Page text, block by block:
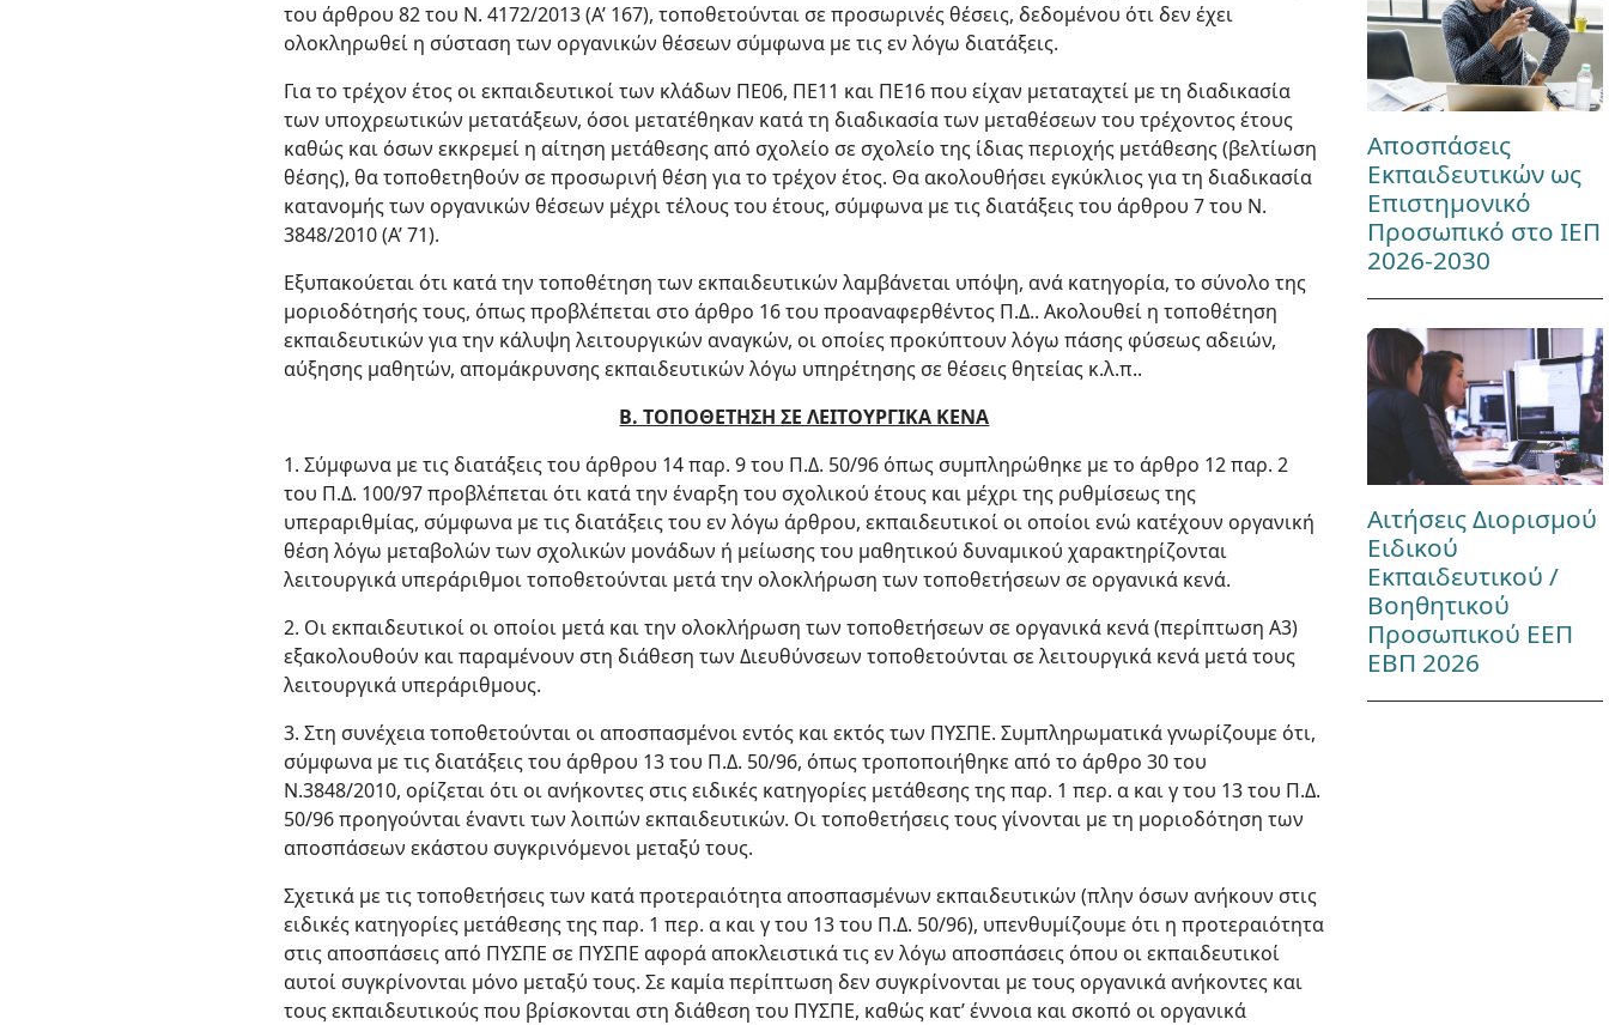
του άρθρου 82 του Ν. 4172/2013 (Α’ 167), τοποθετούνται σε προσωρινές θέσεις, δεδομένου ότι δεν έχει
ολοκληρωθεί η σύσταση των οργανικών θέσεων σύμφωνα με τις εν λόγω διατάξεις.
Για το τρέχον έτος οι εκπαιδευτικοί των κλάδων ΠΕ06, ΠΕ11 και ΠΕ16 που είχαν μεταταχτεί με τη διαδικασία
των υποχρεωτικών μετατάξεων, όσοι μετατέθηκαν κατά τη διαδικασία των μεταθέσεων του τρέχοντος έτους
καθώς και όσων εκκρεμεί η αίτηση μετάθεσης από σχολείο σε σχολείο της ίδιας περιοχής μετάθεσης (βελτίωση
θέσης), θα τοποθετηθούν σε προσωρινή θέση για το τρέχον έτος. Θα ακολουθήσει εγκύκλιος για τη διαδικασία
κατανομής των οργανικών θέσεων μέχρι τέλους του έτους, σύμφωνα με τις διατάξεις του άρθρου 7 του Ν.
3848/2010 (Α’ 71).
Εξυπακούεται ότι κατά την τοποθέτηση των εκπαιδευτικών λαμβάνεται υπόψη, ανά κατηγορία, το σύνολο της
μοριοδότησής τους, όπως προβλέπεται στο άρθρο 16 του προαναφερθέντος Π.Δ.. Ακολουθεί η τοποθέτηση
εκπαιδευτικών για την κάλυψη λειτουργικών αναγκών, οι οποίες προκύπτουν λόγω πάσης φύσεως αδειών,
αύξησης μαθητών, απομάκρυνσης εκπαιδευτικών λόγω υπηρέτησης σε θέσεις θητείας κ.λ.π..
Β. ΤΟΠΟΘΕΤΗΣΗ ΣΕ ΛΕΙΤΟΥΡΓΙΚΑ ΚΕΝΑ
1. Σύμφωνα με τις διατάξεις του άρθρου 14 παρ. 9 του Π.Δ. 50/96 όπως συμπληρώθηκε με το άρθρο 12 παρ. 2
του Π.Δ. 100/97 προβλέπεται ότι κατά την έναρξη του σχολικού έτους και μέχρι της ρυθμίσεως της
υπεραριθμίας, σύμφωνα με τις διατάξεις του εν λόγω άρθρου, εκπαιδευτικοί οι οποίοι ενώ κατέχουν οργανική
θέση λόγω μεταβολών των σχολικών μονάδων ή μείωσης του μαθητικού δυναμικού χαρακτηρίζονται
λειτουργικά υπεράριθμοι τοποθετούνται μετά την ολοκλήρωση των τοποθετήσεων σε οργανικά κενά.
2. Οι εκπαιδευτικοί οι οποίοι μετά και την ολοκλήρωση των τοποθετήσεων σε οργανικά κενά (περίπτωση Α3)
εξακολουθούν και παραμένουν στη διάθεση των Διευθύνσεων τοποθετούνται σε λειτουργικά κενά μετά τους
λειτουργικά υπεράριθμους.
3. Στη συνέχεια τοποθετούνται οι αποσπασμένοι εντός και εκτός των ΠΥΣΠΕ. Συμπληρωματικά γνωρίζουμε ότι,
σύμφωνα με τις διατάξεις του άρθρου 13 του Π.Δ. 50/96, όπως τροποποιήθηκε από το άρθρο 30 του
Ν.3848/2010, ορίζεται ότι οι ανήκοντες στις ειδικές κατηγορίες μετάθεσης της παρ. 1 περ. α και γ του 13 του Π.Δ.
50/96 προηγούνται έναντι των λοιπών εκπαιδευτικών. Οι τοποθετήσεις τους γίνονται με τη μοριοδότηση των
αποσπάσεων εκάστου συγκρινόμενοι μεταξύ τους.
Σχετικά με τις τοποθετήσεις των κατά προτεραιότητα αποσπασμένων εκπαιδευτικών (πλην όσων ανήκουν στις
ειδικές κατηγορίες μετάθεσης της παρ. 1 περ. α και γ του 13 του Π.Δ. 50/96), υπενθυμίζουμε ότι η προτεραιότητα
στις αποσπάσεις από ΠΥΣΠΕ σε ΠΥΣΠΕ αφορά αποκλειστικά τις εν λόγω αποσπάσεις όπου οι εκπαιδευτικοί
αυτοί συγκρίνονται μόνο μεταξύ τους. Σε καμία περίπτωση δεν συγκρίνονται με τους οργανικά ανήκοντες και
τους εκπαιδευτικούς που βρίσκονται στη διάθεση του ΠΥΣΠΕ, καθώς κατ’ έννοια και σκοπό οι οργανικά
Αποσπάσεις
Εκπαιδευτικών ως
Επιστημονικό
Προσωπικό στο ΙΕΠ
2026-2030
Αιτήσεις Διορισμού
Ειδικού
Εκπαιδευτικού /
Βοηθητικού
Προσωπικού ΕΕΠ
ΕΒΠ 2026